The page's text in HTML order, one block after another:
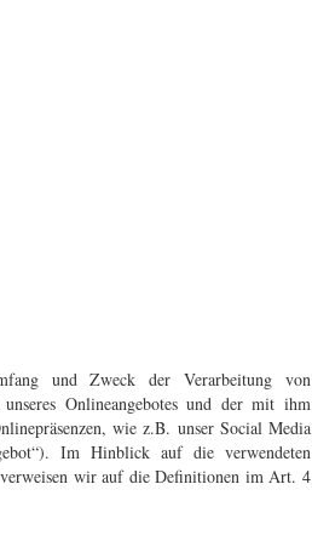
und Zweck der Verarbeitung von
unseres Onlineangebotes und der mit ihm
wie z.B. unser Social Media
Im Hinblick auf die verwendeten
wir auf die Definitionen im Art. 4